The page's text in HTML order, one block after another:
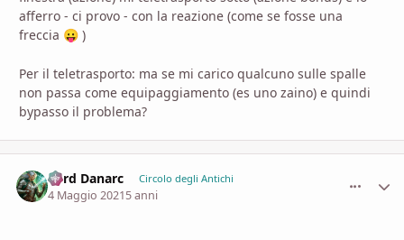
afferro - ci provo - con la reazione (come se fosse una
freccia 😛 )
Per il teletrasporto: ma se mi carico qualcuno sulle spalle
non passa come equipaggiamento (es uno zaino) e quindi
bypasso il problema?
Lord Danarc Circolo degli Antichi
4 Maggio 20215 anni